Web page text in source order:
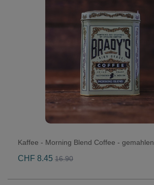
Kaffee - Morning Blend Coffee - gemahlen
CHF 8.45 16.90